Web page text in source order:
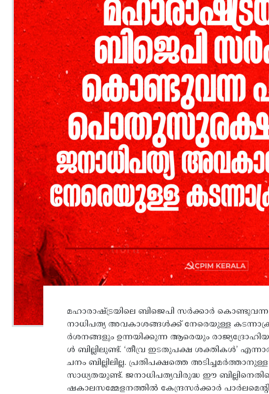
മഹാരാഷ്‌ട്രയിലെ ബിജെപി സർക്കാർ
നാധിപത്യ അവകാശങ്ങൾക്ക്‌ നേരെയുള്ള
ർശനങ്ങളും ഉന്നയിക്കുന്ന ആരെയും
ള്‍ ബില്ലിലുണ്ട്‌. ‘തീവ്ര ഇടതുപക്ഷ ശക്തികൾ’
ചനം ബില്ലിലില്ല. പ്രതിപക്ഷത്തെ
സാധ്യതയുണ്ട്‌. ജനാധിപത്യവിരുദ്ധ ഈ
ഷകാലസമ്മേളനത്തിൽ കേന്ദ്രസർക്കാർ